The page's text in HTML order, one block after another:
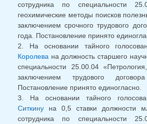
сотрудника по специальности
геохимические методы поисков
заключением срочного трудового
года. Постановление принято
2. На основании тайного
Королева на должность старшего
специальности 25.00.04
заключением трудового
Постановление принято единогласно.
3. На основании тайного
Ситкину на 0,5 ставки должности
сотрудника по специальности